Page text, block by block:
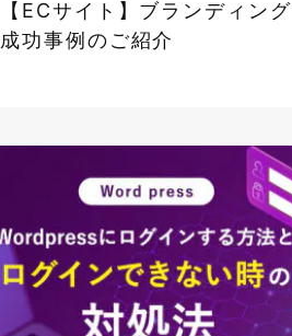
【ECサイト】ブランディング
成功事例のご紹介